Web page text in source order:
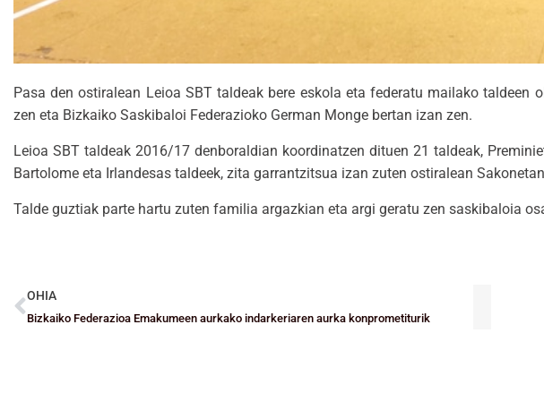
Pasa den ostiralean Leioa SBT taldeak bere eskola eta federatu mailako taldeen
zen eta Bizkaiko Saskibaloi Federazioko German Monge bertan izan zen.
Leioa SBT taldeak 2016/17 denboraldian koordinatzen dituen 21 taldeak,
Bartolome eta Irlandesas taldeek, zita garrantzitsua izan zuten ostiralean
Talde guztiak parte hartu zuten familia argazkian eta argi geratu zen saskibaloia
OHIA
Bizkaiko Federazioa Emakumeen aurkako indarkeriaren aurka konprometiturik